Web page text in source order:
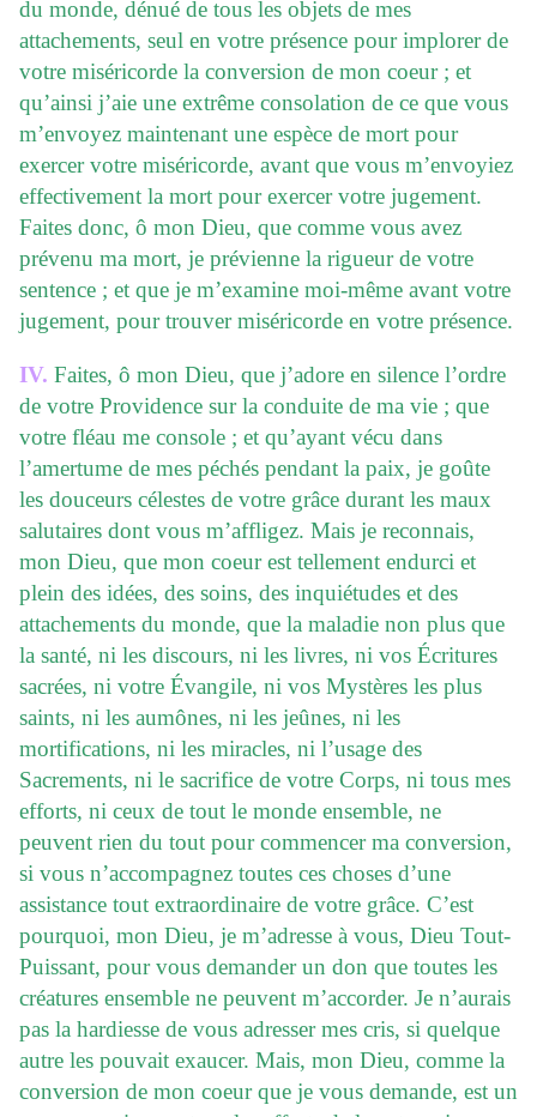
du monde, dénué de tous les objets de mes
attachements, seul en votre présence pour implorer de
votre miséricorde la conversion de mon coeur ; et
qu’ainsi j’aie une extrême consolation de ce que vous
m’envoyez maintenant une espèce de mort pour
exercer votre miséricorde, avant que vous m’envoyiez
effectivement la mort pour exercer votre jugement.
Faites donc, ô mon Dieu, que comme vous avez
prévenu ma mort, je prévienne la rigueur de votre
sentence ; et que je m’examine moi-même avant votre
jugement, pour trouver miséricorde en votre présence.
IV. Faites, ô mon Dieu, que j’adore en silence l’ordre
de votre Providence sur la conduite de ma vie ; que
votre fléau me console ; et qu’ayant vécu dans
l’amertume de mes péchés pendant la paix, je goûte
les douceurs célestes de votre grâce durant les maux
salutaires dont vous m’affligez. Mais je reconnais,
mon Dieu, que mon coeur est tellement endurci et
plein des idées, des soins, des inquiétudes et des
attachements du monde, que la maladie non plus que
la santé, ni les discours, ni les livres, ni vos Écritures
sacrées, ni votre Évangile, ni vos Mystères les plus
saints, ni les aumônes, ni les jeûnes, ni les
mortifications, ni les miracles, ni l’usage des
Sacrements, ni le sacrifice de votre Corps, ni tous mes
efforts, ni ceux de tout le monde ensemble, ne
peuvent rien du tout pour commencer ma conversion,
si vous n’accompagnez toutes ces choses d’une
assistance tout extraordinaire de votre grâce. C’est
pourquoi, mon Dieu, je m’adresse à vous, Dieu Tout-
Puissant, pour vous demander un don que toutes les
créatures ensemble ne peuvent m’accorder. Je n’aurais
pas la hardiesse de vous adresser mes cris, si quelque
autre les pouvait exaucer. Mais, mon Dieu, comme la
conversion de mon coeur que je vous demande, est un